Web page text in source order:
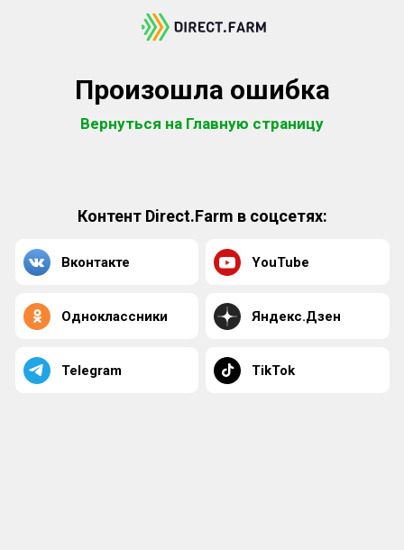
Произошла ошибка
Вернуться на Главную страницу
Контент Direct.Farm в соцсетях:
Вконтакте YouTube
Одноклассники Яндекс.Дзен
Telegram TikTok